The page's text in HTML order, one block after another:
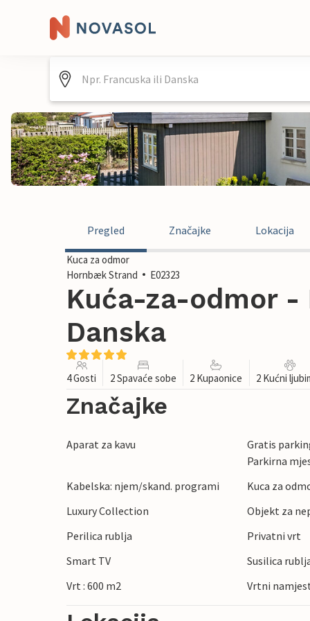
Pregled Značajke Lokacija
Kuca za odmor
Hornbæk Strand
E02323
Kuća-za-odmor
Danska
4 Gosti 2 Spavaće sobe 2 Kupaonice 2 Kućni
Značajke
Aparat za kavu
Gratis
Parkirna
Kabelska: njem/skand. programi Kuca za
Luxury Collection
Objekt za
Perilica rublja
Privatni vrt
Smart TV
Susilica
Vrt : 600 m2
Vrtni